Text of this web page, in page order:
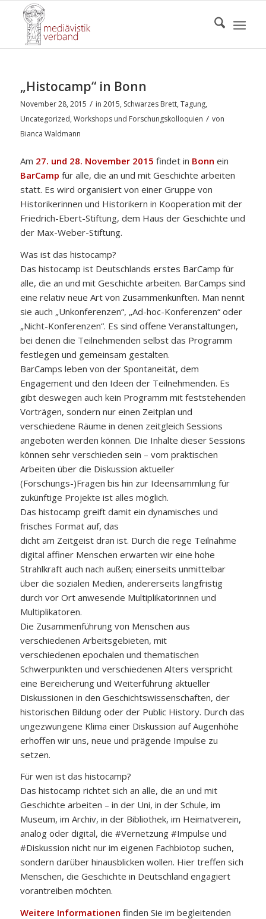
„Histocamp“ in Bonn
November 28, 2015 / in 2015, Schwarzes Brett,Tagung,
Uncategorized,Workshops und Forschungskolloquien / von
Bianca Waldmann
Am 27. und 28. November 2015 findet in Bonn ein
BarCamp für alle, die an und mit Geschichte arbeiten
statt. Es wird organisiert von einer Gruppe von
Historikerinnen und Historikern in Kooperation mit der
Friedrich-Ebert-Stiftung, dem Haus der Geschichte und
der Max-Weber-Stiftung.
Was ist das histocamp?
Das histocamp ist Deutschlands erstes BarCamp für
alle, die an und mit Geschichte arbeiten. BarCamps sind
eine relativ neue Art von Zusammenkünften. Man nennt
sie auch „Unkonferenzen“, „Ad-hoc-Konferenzen“ oder
„Nicht-Konferenzen“. Es sind offene Veranstaltungen,
bei denen die Teilnehmenden selbst das Programm
festlegen und gemeinsam gestalten.
BarCamps leben von der Spontaneität, dem
Engagement und den Ideen der Teilnehmenden. Es
gibt deswegen auch kein Programm mit feststehenden
Vorträgen, sondern nur einen Zeitplan und
verschiedene Räume in denen zeitgleich Sessions
angeboten werden können. Die Inhalte dieser Sessions
können sehr verschieden sein – vom praktischen
Arbeiten über die Diskussion aktueller
(Forschungs-)Fragen bis hin zur Ideensammlung für
zukünftige Projekte ist alles möglich.
Das histocamp greift damit ein dynamisches und
frisches Format auf, das
dicht am Zeitgeist dran ist. Durch die rege Teilnahme
digital affiner Menschen erwarten wir eine hohe
Strahlkraft auch nach außen; einerseits unmittelbar
über die sozialen Medien, andererseits langfristig
durch vor Ort anwesende Multiplikatorinnen und
Multiplikatoren.
Die Zusammenführung von Menschen aus
verschiedenen Arbeitsgebieten, mit
verschiedenen epochalen und thematischen
Schwerpunkten und verschiedenen Alters verspricht
eine Bereicherung und Weiterführung aktueller
Diskussionen in den Geschichtswissenschaften, der
historischen Bildung oder der Public History. Durch das
ungezwungene Klima einer Diskussion auf Augenhöhe
erhoffen wir uns, neue und prägende Impulse zu
setzen.
Für wen ist das histocamp?
Das histocamp richtet sich an alle, die an und mit
Geschichte arbeiten – in der Uni, in der Schule, im
Museum, im Archiv, in der Bibliothek, im Heimatverein,
analog oder digital, die #Vernetzung #Impulse und
#Diskussion nicht nur im eigenen Fachbiotop suchen,
sondern darüber hinausblicken wollen. Hier treffen sich
Menschen, die Geschichte in Deutschland engagiert
vorantreiben möchten.
Weitere Informationen finden Sie im begleitenden